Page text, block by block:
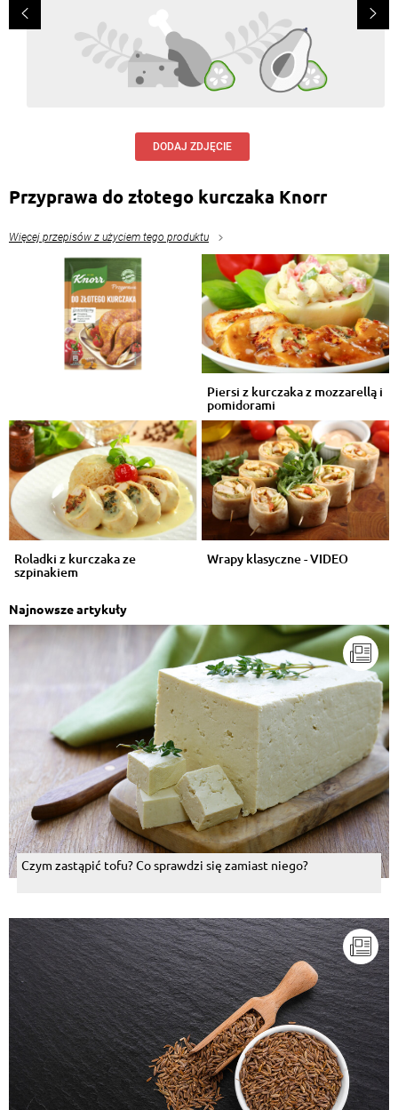
Agnieszka Wisniewska , 17.04.2016
DODAJ ZDJĘCIE
Przyprawa do złotego kurczaka Knorr
Więcej przepisów z użyciem tego produktu
Piersi z kurczaka z mozzarellą i
pomidorami
Roladki z kurczaka ze
szpinakiem
Wrapy klasyczne - VIDEO
Najnowsze artykuły
Czym zastąpić tofu? Co sprawdzi się zamiast niego?